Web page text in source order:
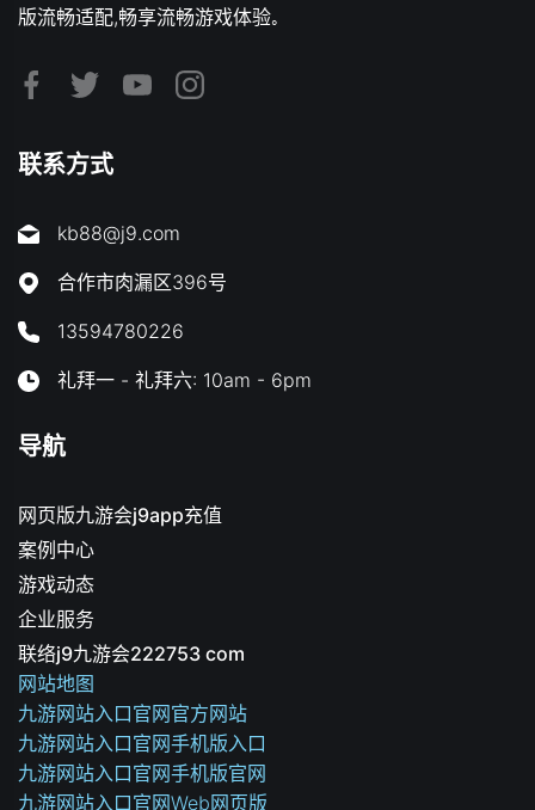
版流畅适配,畅享流畅游戏体验。
联系方式
kb88@j9.com
合作市肉漏区396号
13594780226
礼拜一 - 礼拜六: 10am - 6pm
导航
网页版九游会j9app充值
案例中心
游戏动态
企业服务
联络j9九游会222753 com
网站地图
九游网站入口官网官方网站
九游网站入口官网手机版入口
九游网站入口官网手机版官网
九游网站入口官网Web网页版